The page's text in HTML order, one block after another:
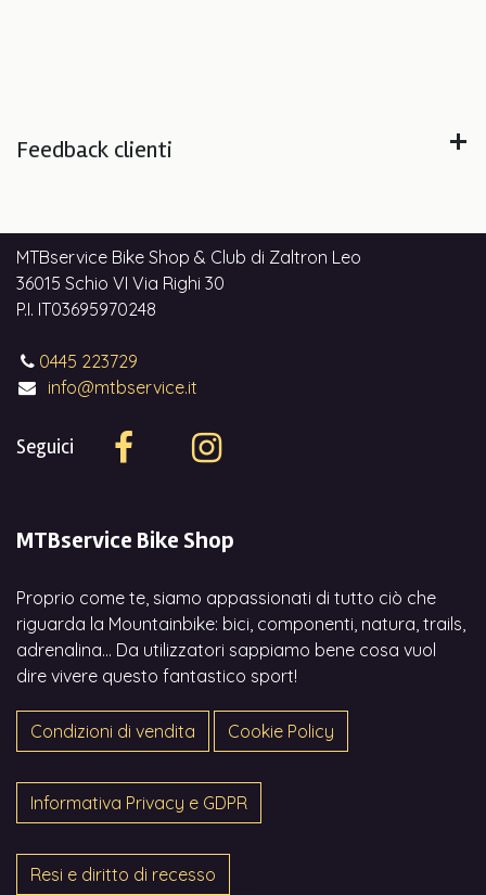
Feedback clienti
MTBservice Bike Shop & Club di Zaltron Leo
36015 Schio VI Via Righi 30
P.I. IT03695970248
0445 223729
info@mtbservice.it
Seguici
MTBservice Bike Shop
Proprio come te, siamo appassionati di tutto ciò che
riguarda la Mountainbike: bici, componenti, natura, trails,
adrenalina... Da utilizzatori sappiamo bene cosa vuol
dire vivere questo fantastico sport!
Condizioni di vendita Cookie Policy
Informativa Privacy e GDPR
Resi e diritto di recesso